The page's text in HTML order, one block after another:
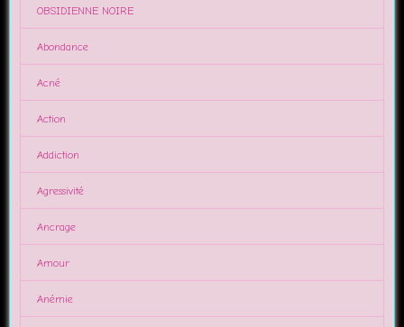
OBSIDIENNE NOIRE
Abondance
Acné
Action
Addiction
Agressivité
Ancrage
Amour
Anémie